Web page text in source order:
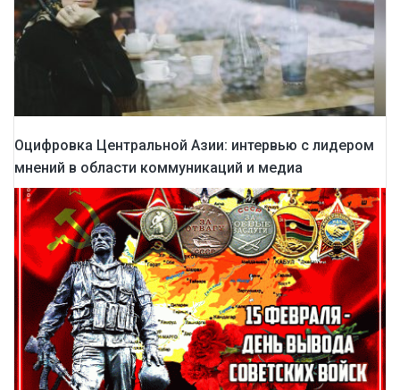
Оцифровка Центральной Азии: интервью с лидером
мнений в области коммуникаций и медиа